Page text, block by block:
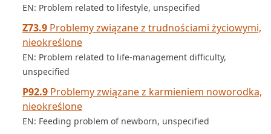
EN: Problem related to lifestyle, unspecified
Z73.9 Problemy związane z trudnościami życiowymi,
nieokreślone
EN: Problem related to life-management difficulty,
unspecified
P92.9 Problemy związane z karmieniem noworodka,
nieokreślone
EN: Feeding problem of newborn, unspecified